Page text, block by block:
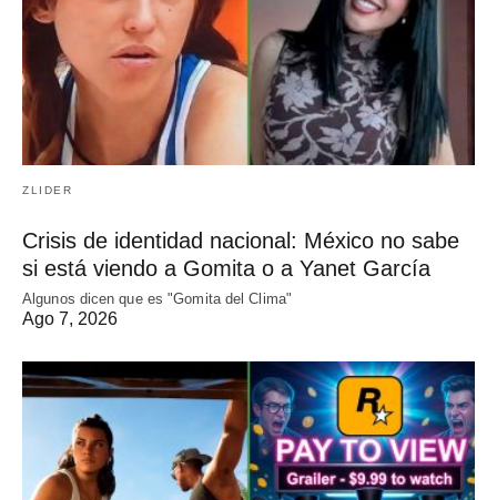
ZLIDER
Crisis de identidad nacional: México no sabe
si está viendo a Gomita o a Yanet García
Algunos dicen que es "Gomita del Clima"
Ago 7, 2026